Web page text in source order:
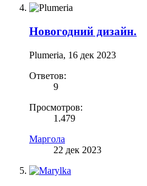
Новогодний дизайн.
Plumeria, 16 дек 2023
Ответов:
9
Просмотров:
1.479
Маргола
22 дек 2023